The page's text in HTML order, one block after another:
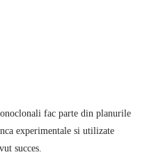
fac parte din planurile
experimentale si utilizate
succes.